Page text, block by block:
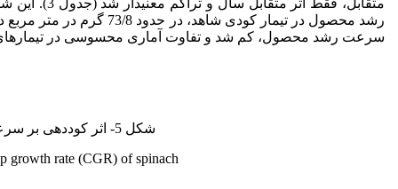
متقابل،
سرعت رشد محصول، کم شد و تفاوت آماری محسوسی در تیمارهای
شکل 5- اثر کوددهی بر سرعت رشد محصول (CGR) اسفناج.
growth rate (CGR) of spinach.